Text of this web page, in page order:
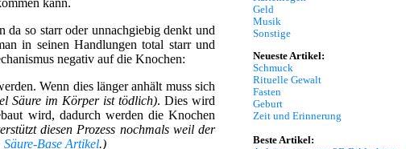
da so starr oder unnachgiebig denkt und
in seinen Handlungen total starr und
negativ auf die Knochen:
Wenn dies länger anhält muss sich
Säure im Körper ist tödlich). Dies wird
wird, dadurch werden die Knochen
diesen Prozess nochmals weil der
Säure-Base Artikel.)
Geld
Musik
Sonstige
Neueste Artikel:
Schmuck
Rituelle Gewalt
Fasten
Geburt
Zeit und Erinnerung
Beste Artikel: